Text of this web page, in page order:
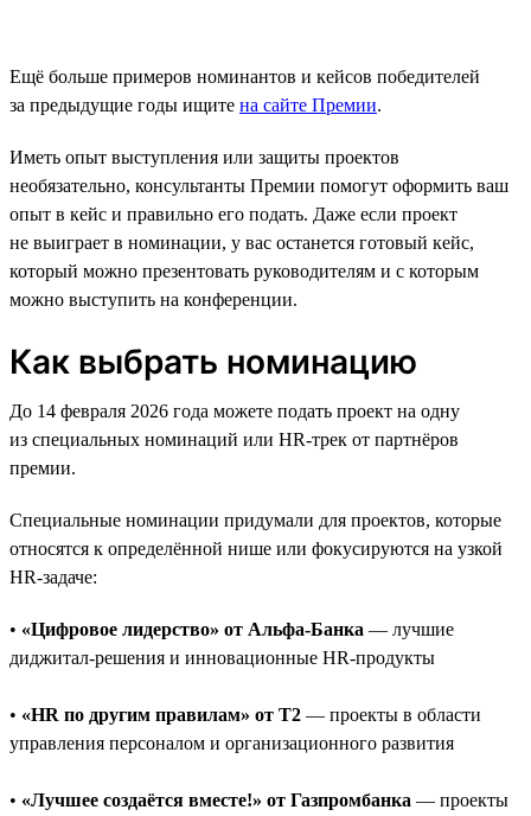
Ещё больше примеров номинантов и кейсов победителей
за предыдущие годы ищите на сайте Премии.
Иметь опыт выступления или защиты проектов
необязательно, консультанты Премии помогут оформить ваш
опыт в кейс и правильно его подать. Даже если проект
не выиграет в номинации, у вас останется готовый кейс,
который можно презентовать руководителям и с которым
можно выступить на конференции.
Как выбрать номинацию
До 14 февраля 2026 года можете подать проект на одну
из специальных номинаций или HR-трек от партнёров
премии.
Специальные номинации придумали для проектов, которые
относятся к определённой нише или фокусируются на узкой
HR-задаче:
• «Цифровое лидерство» от Альфа-Банка — лучшие
диджитал-решения и инновационные HR-продукты
• «HR по другим правилам» от T2 — проекты в области
управления персоналом и организационного развития
• «Лучшее создаётся вместе!» от Газпромбанка — проекты